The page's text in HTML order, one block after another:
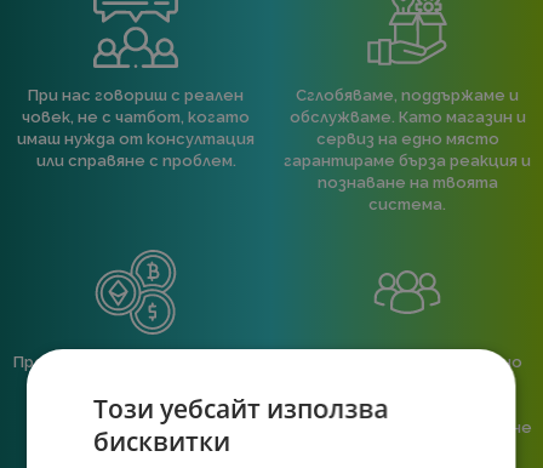
При нас говориш с реален
човек, не с чатбот, когато
имаш нужда от консултация
или справяне с проблем.
Сглобяваме, поддържаме и
обслужваме. Като магазин и
сервиз на едно място
гарантираме бърза реакция и
познаване на твоята
система.
Предлагаме различни методи
възможност за плащане с
криптовалута.
Ние сме малък екип и точно
отговорност за всяка
поръчка. Ако има проблем – не
Този уебсайт използва
бисквитки